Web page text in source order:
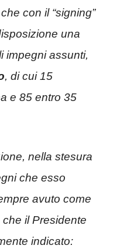
con il “signing”
una
impegni assunti,
, di cui 15
e 85 entro 35
nella stesura
che esso
avuto come
il Presidente
indicato: